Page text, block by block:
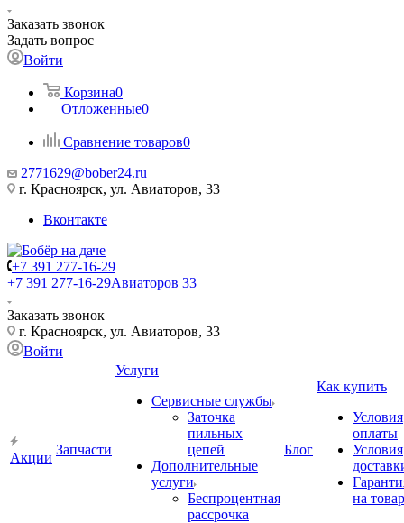
Заказать звонок
Задать вопрос
Войти
Корзина0
Отложенные0
Сравнение товаров0
2771629@bober24.ru
г. Красноярск, ул. Авиаторов, 33
Вконтакте
+7 391 277-16-29
+7 391 277-16-29Авиаторов 33
Заказать звонок
г. Красноярск, ул. Авиаторов, 33
Войти
Акции
Запчасти
Услуги
Сервисные службы
Заточка
пильных
цепей
Дополнительные
услуги
Беспроцентная
рассрочка
Блог
Как купить
Условия
оплаты
Условия
на товар